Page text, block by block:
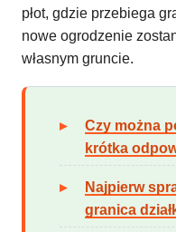
płot, gdzie przebiega
nowe ogrodzenie
własnym gruncie.
Czy można
krótka
Najpierw
granica